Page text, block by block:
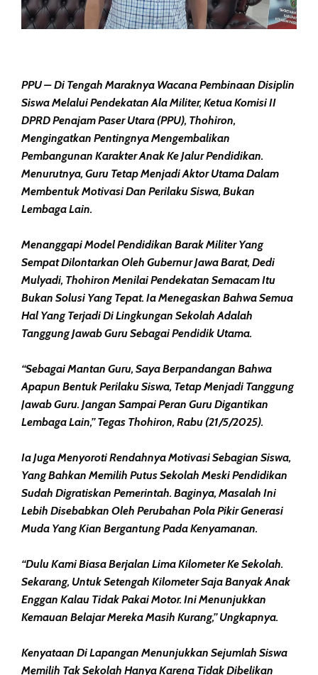
PPU – Di Tengah Maraknya Wacana Pembinaan Disiplin
Siswa Melalui Pendekatan Ala Militer, Ketua Komisi II
DPRD Penajam Paser Utara (PPU), Thohiron,
Mengingatkan Pentingnya Mengembalikan
Pembangunan Karakter Anak Ke Jalur Pendidikan.
Menurutnya, Guru Tetap Menjadi Aktor Utama Dalam
Membentuk Motivasi Dan Perilaku Siswa, Bukan
Lembaga Lain.
Menanggapi Model Pendidikan Barak Militer Yang
Sempat Dilontarkan Oleh Gubernur Jawa Barat, Dedi
Mulyadi, Thohiron Menilai Pendekatan Semacam Itu
Bukan Solusi Yang Tepat. Ia Menegaskan Bahwa Semua
Hal Yang Terjadi Di Lingkungan Sekolah Adalah
Tanggung Jawab Guru Sebagai Pendidik Utama.
“Sebagai Mantan Guru, Saya Berpandangan Bahwa
Apapun Bentuk Perilaku Siswa, Tetap Menjadi Tanggung
Jawab Guru. Jangan Sampai Peran Guru Digantikan
Lembaga Lain,” Tegas Thohiron, Rabu (21/5/2025).
Ia Juga Menyoroti Rendahnya Motivasi Sebagian Siswa,
Yang Bahkan Memilih Putus Sekolah Meski Pendidikan
Sudah Digratiskan Pemerintah. Baginya, Masalah Ini
Lebih Disebabkan Oleh Perubahan Pola Pikir Generasi
Muda Yang Kian Bergantung Pada Kenyamanan.
“Dulu Kami Biasa Berjalan Lima Kilometer Ke Sekolah.
Sekarang, Untuk Setengah Kilometer Saja Banyak Anak
Enggan Kalau Tidak Pakai Motor. Ini Menunjukkan
Kemauan Belajar Mereka Masih Kurang,” Ungkapnya.
Kenyataan Di Lapangan Menunjukkan Sejumlah Siswa
Memilih Tak Sekolah Hanya Karena Tidak Dibelikan